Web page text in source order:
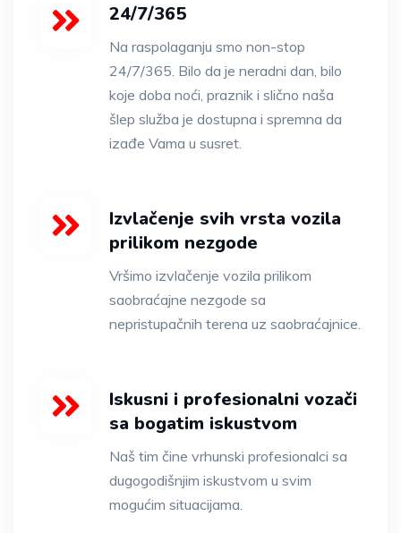
24/7/365
Na raspolaganju smo non-stop
24/7/365. Bilo da je neradni dan, bilo
koje doba noći, praznik i slično naša
šlep služba je dostupna i spremna da
izađe Vama u susret.
Izvlačenje svih vrsta vozila
prilikom nezgode
Vršimo izvlačenje vozila prilikom
saobraćajne nezgode sa
nepristupačnih terena uz saobraćajnice.
Iskusni i profesionalni vozači
sa bogatim iskustvom
Naš tim čine vrhunski profesionalci sa
dugogodišnjim iskustvom u svim
mogućim situacijama.